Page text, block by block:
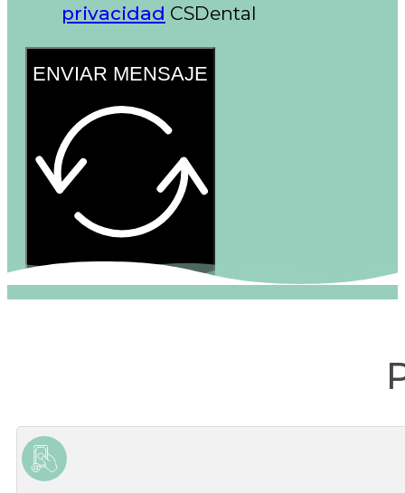
privacidad CSDental
ENVIAR MENSAJE